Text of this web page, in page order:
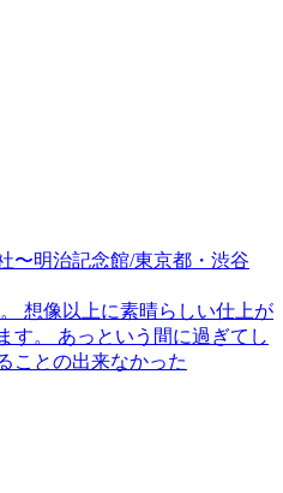
明治記念館/東京都・渋谷
想像以上に素晴らしい仕上が
す。 あっという間に過ぎてし
ことの出来なかった